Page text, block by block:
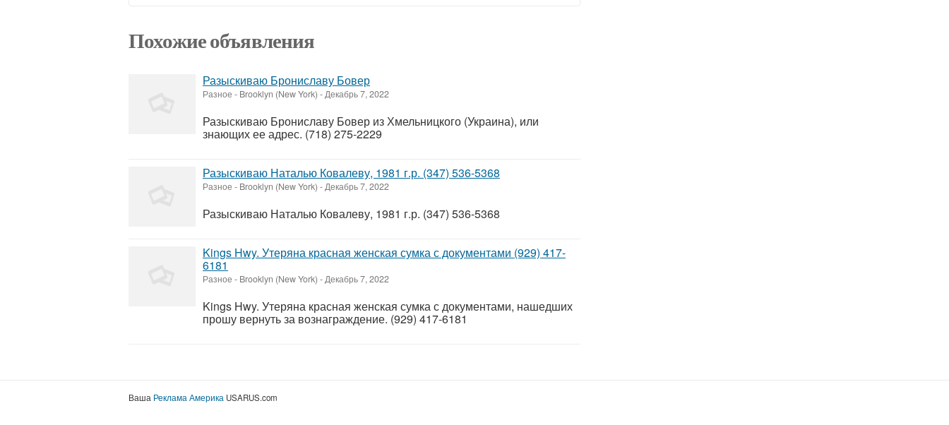
Похожие объявления
Разыскиваю Брониславу Бовер
Разное - Brooklyn (New York) -Декабрь 7, 2022
Разыскиваю Брониславу Бовер из Хмельницкого (Украина), или
знающих ее адрес. (718) 275-2229
Разыскиваю Наталью Ковалеву, 1981 г.р. (347) 536-5368
Разное - Brooklyn (New York) -Декабрь 7, 2022
Разыскиваю Наталью Ковалеву, 1981 г.р. (347) 536-5368
Kings Hwy. Утеряна красная женская сумка с документами (929) 417-
6181
Разное - Brooklyn (New York) -Декабрь 7, 2022
Kings Hwy. Утеряна красная женская сумка с документами, нашедших
прошу вернуть за вознаграждение. (929) 417-6181
Ваша Реклама Америка USARUS.com